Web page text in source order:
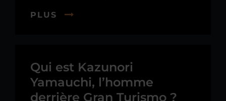
PLUS
Qui est Kazunori
Yamauchi, l’homme
derrière Gran Turismo ?